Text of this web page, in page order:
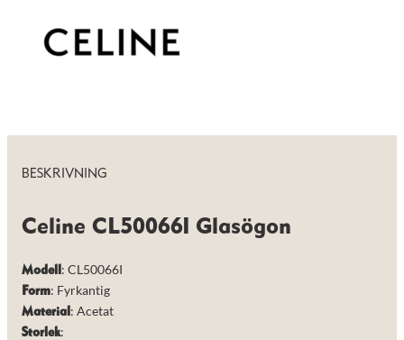
BESKRIVNING
Celine CL50066I Glasögon
Modell : CL50066I
Form: Fyrkantig
Material : Acetat
Storlek:
de här
kakorna
kommer viss
Marknadsföring
intressen och ditt
chansen att få se
personligt
anpassat innehåll
och erbjudanden.